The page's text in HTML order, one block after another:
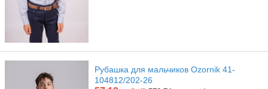
Рубашка для мальчиков Ozornik 41-
104812/202-26